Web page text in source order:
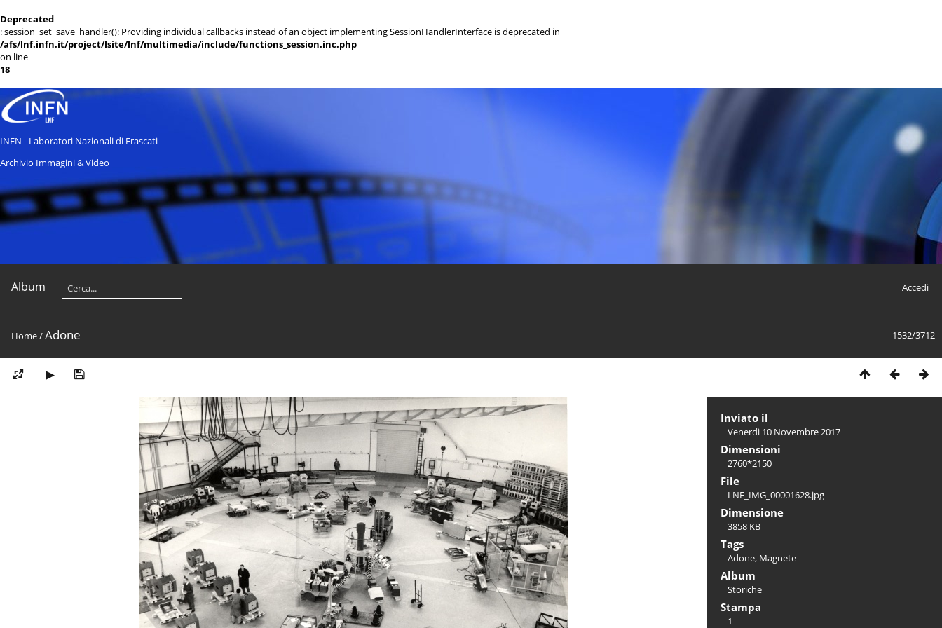
Deprecated
: session_set_save_handler(): Providing individual callbacks instead of an object implementing SessionHandlerInterface is deprecated in
/afs/lnf.infn.it/project/lsite/lnf/multimedia/include/functions_session.inc.php
on line
18
INFN - Laboratori Nazionali di Frascati
Archivio Immagini & Video
Album Accedi
1532/3712
Home/Adone
Inviato il
Venerdì 10 Novembre 2017
Dimensioni
2760*2150
File
LNF_IMG_00001628.jpg
Dimensione
3858 KB
Tags
Adone, Magnete
Album
Storiche
Stampa
1